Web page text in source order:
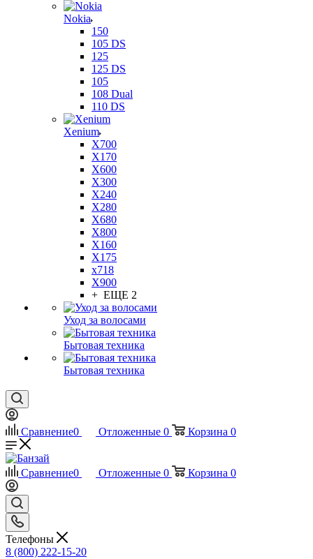
Nokia
150
105 DS
125
125 DS
105
108 Dual
110 DS
Xenium
X700
X170
X600
X300
X240
X280
X680
X800
X160
X175
x718
X900
+ ЕЩЕ 2
Уход за волосами
Бытовая техника
Бытовая техника
Сравнение0 Отложенные 0 Корзина 0
Сравнение0 Отложенные 0 Корзина 0
Телефоны
8 (800) 222-15-20